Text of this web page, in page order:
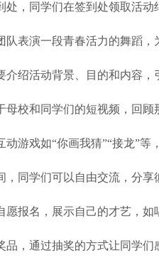
，同学们在签到处领取活动
表演一段青春活力的舞蹈，
绍活动背景、目的和内容，
校和同学们的短视频，回顾
游戏如“你画我猜”“接龙”等
同学们可以自由交流，分享
报名，展示自己的才艺，如
，通过抽奖的方式让同学们